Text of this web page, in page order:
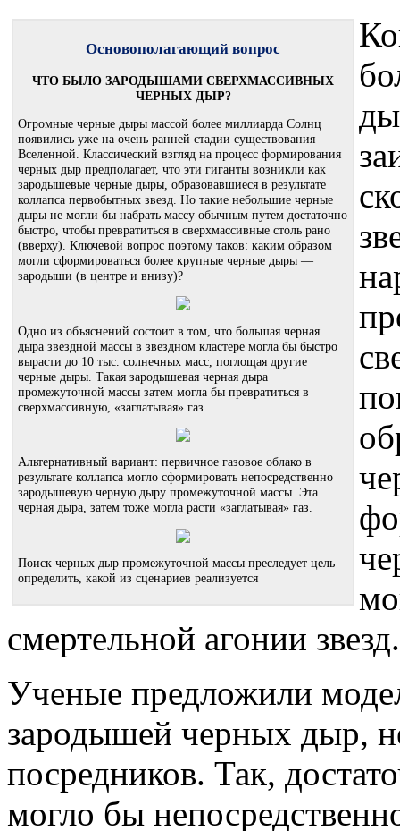
Основополагающий вопрос
ЧТО БЫЛО ЗАРОДЫШАМИ СВЕРХМАССИВНЫХ
ЧЕРНЫХ ДЫР?
Огромные черные дыры массой более миллиарда Солнц
появились уже на очень ранней стадии существования
Вселенной. Классический взгляд на процесс формирования
черных дыр предполагает, что эти гиганты возникли как
зародышевые черные дыры, образовавшиеся в результате
коллапса первобытных звезд. Но такие небольшие черные
дыры не могли бы набрать массу обычным путем достаточно
быстро, чтобы превратиться в сверхмассивные столь рано
(вверху). Ключевой вопрос поэтому таков: каким образом
могли сформироваться более крупные черные дыры —
зародыши (в центре и внизу)?
Одно из объяснений состоит в том, что большая черная
дыра звездной массы в звездном кластере могла бы быстро
вырасти до 10 тыс. солнечных масс, поглощая другие
черные дыры. Такая зародышевая черная дыра
промежуточной массы затем могла бы превратиться в
сверхмассивную, «заглатывая» газ.
Альтернативный вариант: первичное газовое облако в
результате коллапса могло сформировать непосредственно
зародышевую черную дыру промежуточной массы. Эта
черная дыра, затем тоже могла расти «заглатывая» газ.
Поиск черных дыр промежуточной массы преследует цель
определить, какой из сценариев реализуется
смертельной агонии звезд.
Ученые предложили
зародышей черных дыр,
посредников. Так,
могло бы